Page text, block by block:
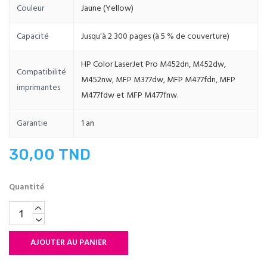
Couleur Jaune (Yellow)
Capacité Jusqu'à 2 300 pages (à 5 % de couverture)
Compatibilité
imprimantes
HP Color LaserJet Pro M452dn, M452dw,
M452nw, MFP M377dw, MFP M477fdn, MFP
M477fdw et MFP M477fnw.
Garantie 1 an
30,00 TND
Quantité
AJOUTER AU PANIER